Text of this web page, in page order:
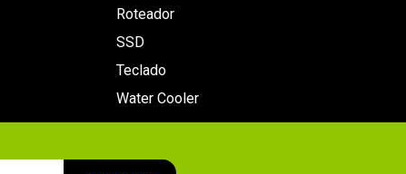
Roteador
SSD
Teclado
Water Cooler